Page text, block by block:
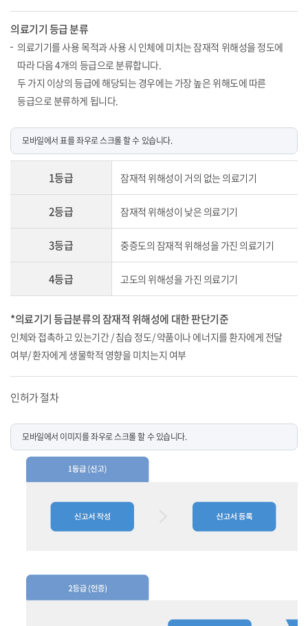
의료기기 등급 분류
의료기기를 사용 목적과 사용 시 인체에 미치는 잠재적 위해성을 정도에
따라 다음 4개의 등급으로 분류합니다.
두 가지 이상의 등급에 해당되는 경우에는 가장 높은 위해도에 따른
등급으로 분류하게 됩니다.
1등급 잠재적 위해성이 거의 없는 의료기기
2등급 잠재적 위해성이 낮은 의료기기
3등급 중증도의 잠재적 위해성을 가진 의료기기
4등급 고도의 위해성을 가진 의료기기
*의료기기 등급분류의 잠재적 위해성에 대한 판단기준
인체와 접촉하고 있는기간 / 침습 정도/ 약품이나 에너지를 환자에게 전달
여부/ 환자에게 생물학적 영향을 미치는지 여부
인허가 절차